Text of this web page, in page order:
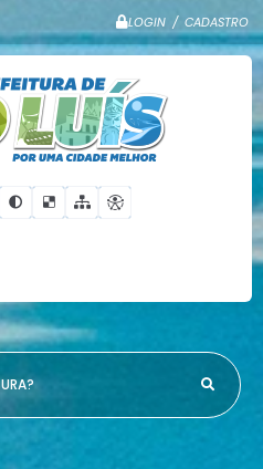
LOGIN / CADASTRO